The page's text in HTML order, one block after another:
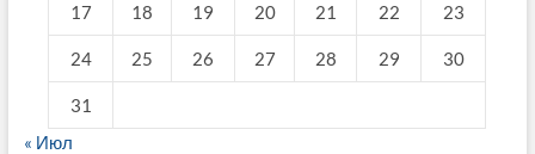
17 18 19 20 21 22 23
24 25 26 27 28 29 30
31
« Июл